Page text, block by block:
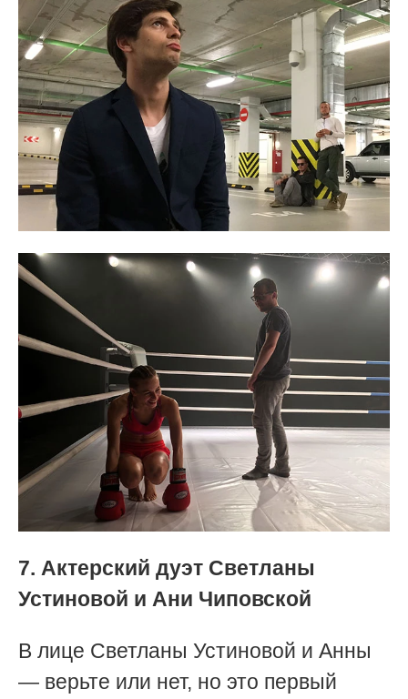
7. Актерский дуэт Светланы
Устиновой и Ани Чиповской
В лице Светланы Устиновой и Анны
— верьте или нет, но это первый